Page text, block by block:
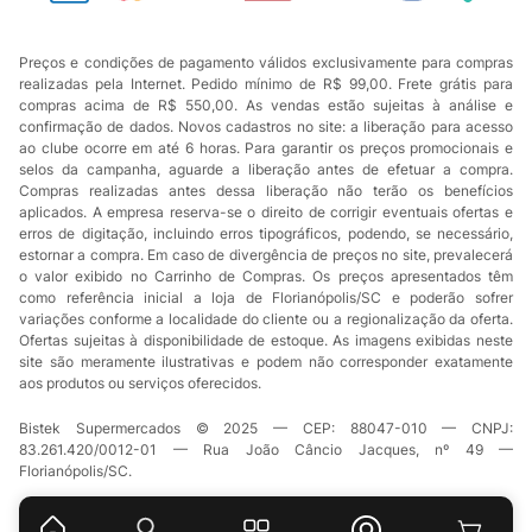
Preços e condições de pagamento válidos exclusivamente para compras
realizadas pela Internet. Pedido mínimo de R$ 99,00. Frete grátis para
compras acima de R$ 550,00. As vendas estão sujeitas à análise e
confirmação de dados. Novos cadastros no site: a liberação para acesso
ao clube ocorre em até 6 horas. Para garantir os preços promocionais e
selos da campanha, aguarde a liberação antes de efetuar a compra.
Compras realizadas antes dessa liberação não terão os benefícios
aplicados. A empresa reserva-se o direito de corrigir eventuais ofertas e
erros de digitação, incluindo erros tipográficos, podendo, se necessário,
estornar a compra. Em caso de divergência de preços no site, prevalecerá
o valor exibido no Carrinho de Compras. Os preços apresentados têm
como referência inicial a loja de Florianópolis/SC e poderão sofrer
variações conforme a localidade do cliente ou a regionalização da oferta.
Ofertas sujeitas à disponibilidade de estoque. As imagens exibidas neste
site são meramente ilustrativas e podem não corresponder exatamente
aos produtos ou serviços oferecidos.
Bistek Supermercados © 2025 — CEP: 88047-010 — CNPJ:
83.261.420/0012-01 — Rua João Câncio Jacques, nº 49 —
Florianópolis/SC.